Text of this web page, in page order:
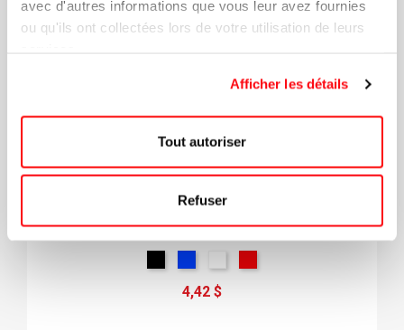
avec d'autres informations que vous leur avez fournies
ou qu'ils ont collectées lors de votre utilisation de leurs
Afficher les détails
Tout autoriser
Refuser
Tablier En Polymère Non-Tissé
4,42 $